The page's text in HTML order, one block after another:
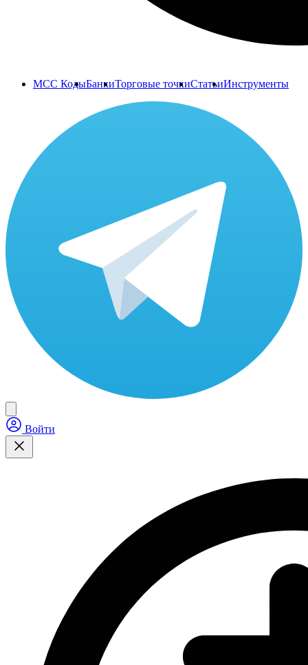
MCC КодыБанкиТорговые точкиСтатьиИнструменты
Войти